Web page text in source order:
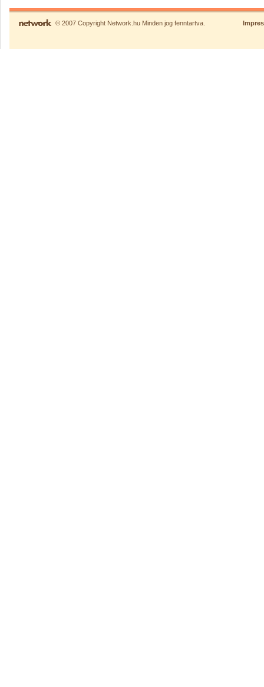
© 2007 Copyright Network.hu Minden jog fenntartva.